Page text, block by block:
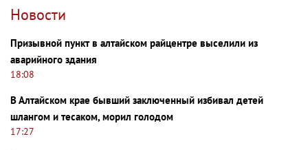
Новости
Призывной пункт в алтайском райцентре выселили из
аварийного здания
18:08
В Алтайском крае бывший заключенный избивал детей
шлангом и тесаком, морил голодом
17:27